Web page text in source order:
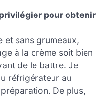
pour obtenir
et sans grumeaux,
à la crème soit bien
de le battre. Je
réfrigérateur au
De plus,